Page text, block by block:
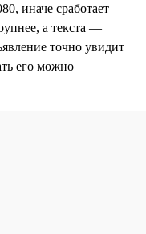
иначе сработает
а текста —
точно увидит
его можно